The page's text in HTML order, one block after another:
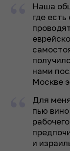
Наша
где
нами
Москве
Для
пью
и